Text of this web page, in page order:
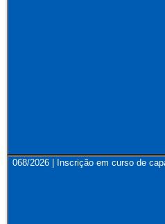
068/2026 | Inscrição em curso de